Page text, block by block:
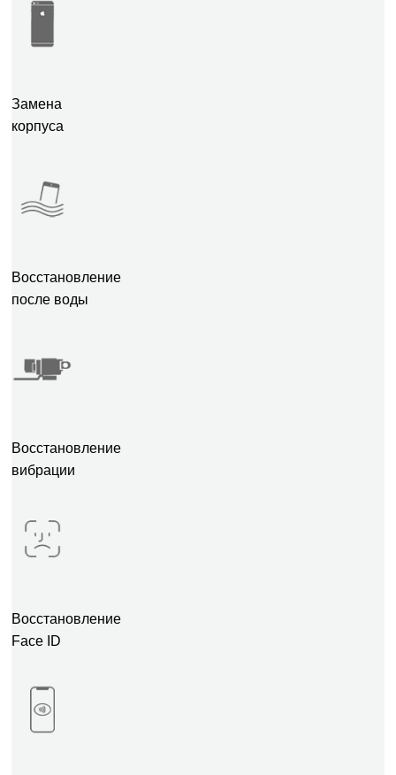
Замена
корпуса
Восстановление
после воды
Восстановление
вибрации
Восстановление
Face ID